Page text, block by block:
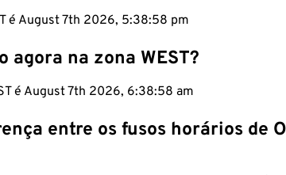
é August 7th 2026, 5:38:59 pm
agora na zona WEST?
é August 7th 2026, 6:38:59 am
entre os fusos horários de